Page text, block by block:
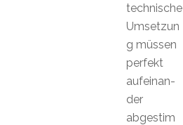
technische
Umsetzun
g müssen
perfekt
aufeinan-
der
abgestim